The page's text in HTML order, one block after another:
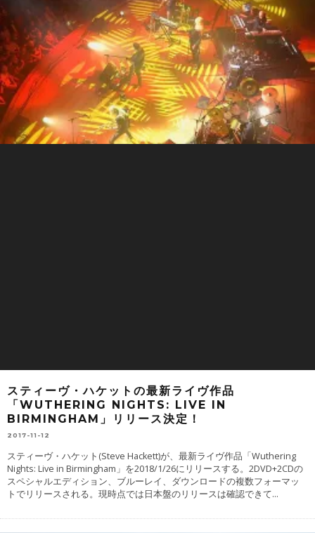
スティーヴ・ハケットの最新ライヴ作品
「WUTHERING NIGHTS: LIVE IN
BIRMINGHAM」リリース決定！
2017-11-12
スティーヴ・ハケット(Steve Hackett)が、最新ライヴ作品「Wuthering
Nights: Live in Birmingham」を2018/1/26にリリースする。2DVD+2CDの
スペシャルエディション、ブルーレイ、ダウンロードの複数フォーマッ
トでリリースされる。現時点では日本盤のリリースは確認できて...